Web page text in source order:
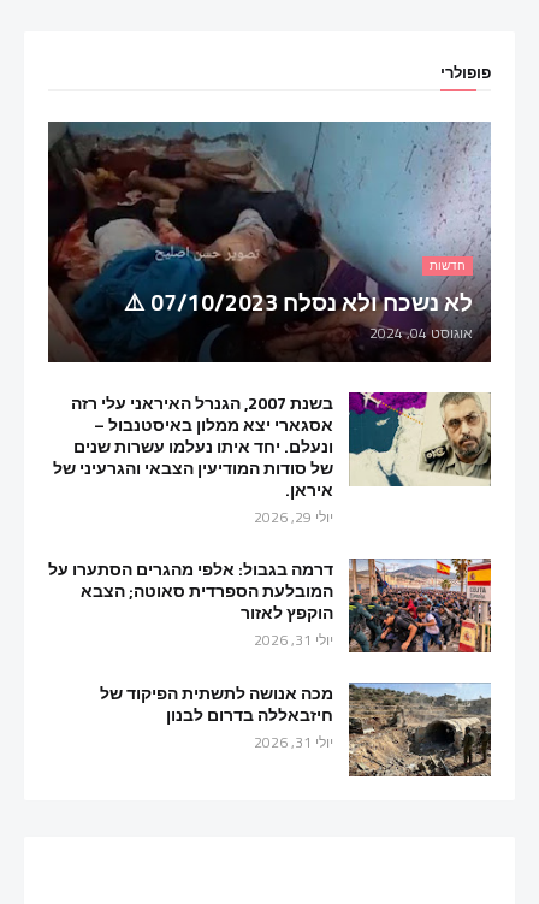
פופולרי
חדשות
לא נשכח ולא נסלח 07/10/2023 ⚠️
אוגוסט 04, 2024
בשנת 2007, הגנרל האיראני עלי רזה
אסגארי יצא ממלון באיסטנבול –
ונעלם. יחד איתו נעלמו עשרות שנים
של סודות המודיעין הצבאי והגרעיני של
איראן.
יולי 29, 2026
דרמה בגבול: אלפי מהגרים הסתערו על
המובלעת הספרדית סאוטה; הצבא
הוקפץ לאזור
יולי 31, 2026
מכה אנושה לתשתית הפיקוד של
חיזבאללה בדרום לבנון
יולי 31, 2026